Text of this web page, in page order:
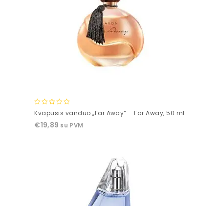
0
of
Kvapusis vanduo „Far Away“ – Far Away, 50 ml
€19,89 su PVM